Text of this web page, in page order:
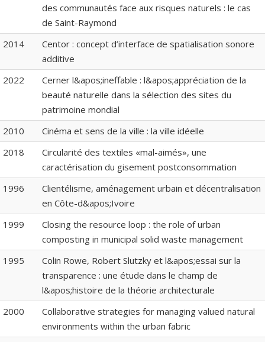
des communautés face aux risques naturels : le cas
de Saint-Raymond
2014
Centor : concept d’interface de spatialisation sonore
additive
2022
Cerner l&apos;ineffable : l&apos;appréciation de la
beauté naturelle dans la sélection des sites du
patrimoine mondial
2010
Cinéma et sens de la ville : la ville idéelle
2018
Circularité des textiles «mal-aimés», une
caractérisation du gisement postconsommation
1996
Clientélisme, aménagement urbain et décentralisation
en Côte-d&apos;Ivoire
1999
Closing the resource loop : the role of urban
composting in municipal solid waste management
1995
Colin Rowe, Robert Slutzky et l&apos;essai sur la
transparence : une étude dans le champ de
l&apos;histoire de la théorie architecturale
2000
Collaborative strategies for managing valued natural
environments within the urban fabric